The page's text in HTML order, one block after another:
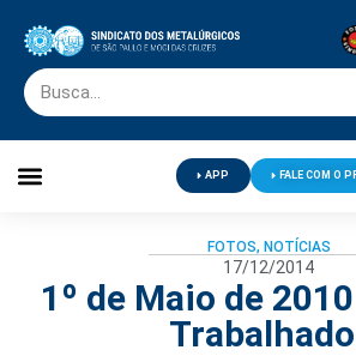
APP FALE COM O
FOTOS, NOTÍCIAS
17/12/2014
1º de Maio de